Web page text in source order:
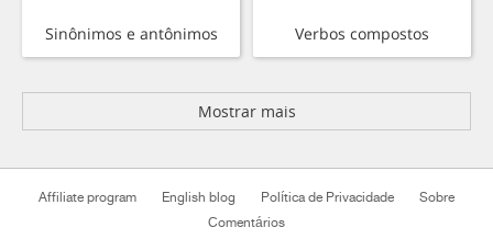
Sinônimos e antônimos Verbos compostos
Mostrar mais
Affiliate program English blog Política de Privacidade
Sobre
Comentários